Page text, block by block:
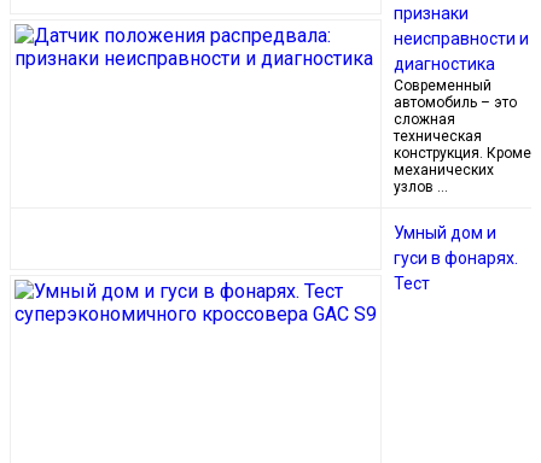
признаки
неисправности и
диагностика
Современный
автомобиль – это
сложная
техническая
конструкция. Кроме
механических
узлов …
Умный дом и
гуси в фонарях.
Тест